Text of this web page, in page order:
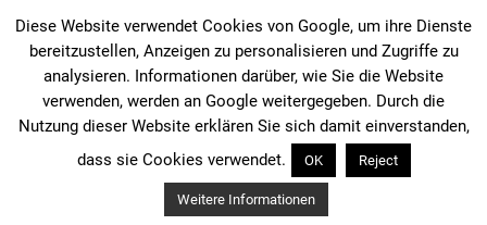
Inhalt
springen
Diese Website verwendet Cookies von Google, um ihre Dienste
bereitzustellen, Anzeigen zu personalisieren und Zugriffe zu
analysieren. Informationen darüber, wie Sie die Website
verwenden, werden an Google weitergegeben. Durch die
Nutzung dieser Website erklären Sie sich damit einverstanden,
dass sie Cookies verwendet.
OK Reject
Weitere Informationen